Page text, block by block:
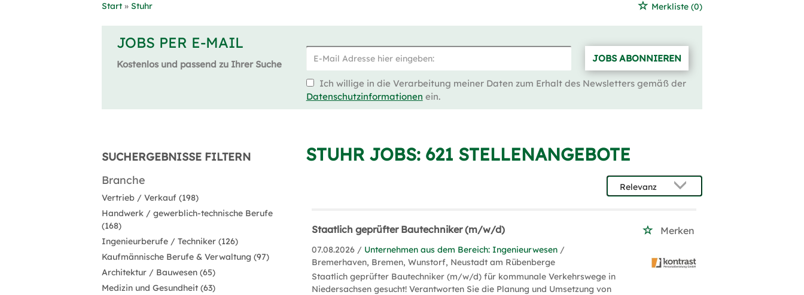
Start Stuhr Merkliste (0)
JOBS PER E-MAIL
Kostenlos und passend zu Ihrer Suche
JOBS ABONNIEREN
Ich willige in die Verarbeitung meiner Daten zum Erhalt des Newsletters gemäß der
Datenschutzinformationen ein.
SUCHERGEBNISSE FILTERN
Branche
Vertrieb / Verkauf (198)
Handwerk / gewerblich-technische Berufe
(168)
Ingenieurberufe / Techniker (126)
Kaufmännische Berufe & Verwaltung (97)
Architektur / Bauwesen (65)
Medizin und Gesundheit (63)
STUHR JOBS: 621 STELLENANGEBOTE
Staatlich geprüfter Bautechniker (m/w/d) Merken
07.08.2026 / Unternehmen aus dem Bereich: Ingenieurwesen /
Bremerhaven, Bremen, Wunstorf, Neustadt am Rübenberge
Staatlich geprüfter Bautechniker (m/w/d) für kommunale Verkehrswege in
Niedersachsen gesucht! Verantworten Sie die Planung und Umsetzung von